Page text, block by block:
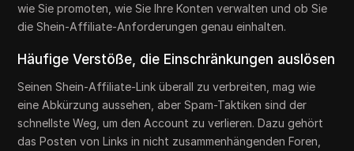
wie Sie promoten, wie Sie Ihre Konten verwalten und ob Sie
die Shein-Affiliate-Anforderungen genau einhalten.
Häufige Verstöße, die Einschränkungen auslösen
Seinen Shein-Affiliate-Link überall zu verbreiten, mag wie
eine Abkürzung aussehen, aber Spam-Taktiken sind der
schnellste Weg, um den Account zu verlieren. Dazu gehört
das Posten von Links in nicht zusammenhängenden Foren,